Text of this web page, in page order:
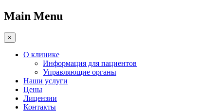
Main Menu
×
О клинике
Информация для пациентов
Управляющие органы
Наши услуги
Цены
Лицензии
Контакты